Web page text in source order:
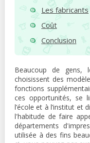
Les fabricants
Coût
Conclusion
Beaucoup de gens,
choisissent des
fonctions
ces opportunités, se
l’école et à l’institut et
l'habitude de faire
départements
utilisée à des fins